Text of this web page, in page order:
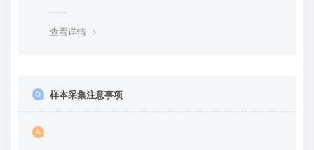
查看详情
样本采集注意事项